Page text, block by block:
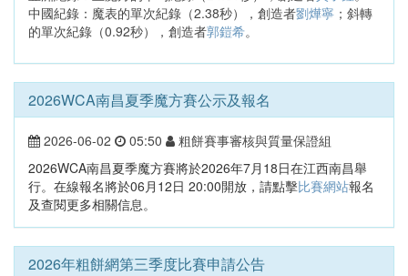
中國紀錄：魔表的單次紀錄（2.38秒），創造者劉燁寧 ；斜轉
的單次紀錄（0.92秒），創造者郭鎧希。
2026WCA南昌夏季魔方賽公示及報名
2026-06-02 05:50
粗餅賽事審核與質量保證組
2026WCA南昌夏季魔方賽將於2026年7月18日在江西南昌舉
行。在線報名將於06月12日 20:00開放，請點擊比賽網站報名
及查閱更多相關信息。
2026年粗餅網第三季度比賽申請公告